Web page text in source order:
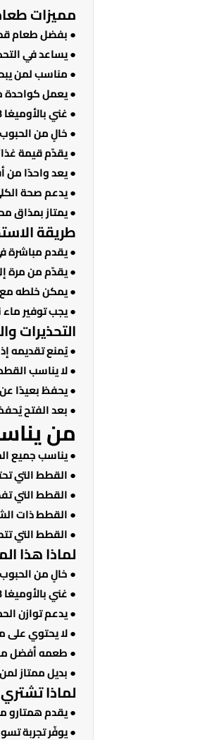
مميزات
● بفضل طعام
● يساعد في
● مناسب لمن
● يعمل كواحدة
● غني بالأوميغا 3 و6 لتعزيز لمعان الفراء وصحة الجلد.
● خالٍ من
● يقدّم قيمة
● يعد واحدًا من
● يدعم صحة
● يمتاز بمذاق
طريقة
● يقدم مباشرة
● يقدّم من مرة
● يمكن خلطه
● يجب توفير
التحذيرات
● يُمنع تقديمه
● لا يناسب
● يحفظ بعيدًا
● بعد الفتح يُحفظ
من
● يناسب جميع
● القطط التي
● القطط التي
● القطط ذات
● القطط التي
لماذا هذا
● خالٍ من الحبوب
● غني بالأوميغا 3 و6 لتعزيز مناعة القط.
● يدعم توازن
● لا يحتوي على
● طعمه أفضل
● بديل ممتاز
لماذا
● يقدم همتارو
● يوفّر تجربة